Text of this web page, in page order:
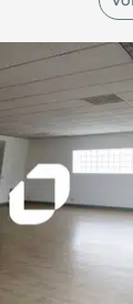
RER Noisy -